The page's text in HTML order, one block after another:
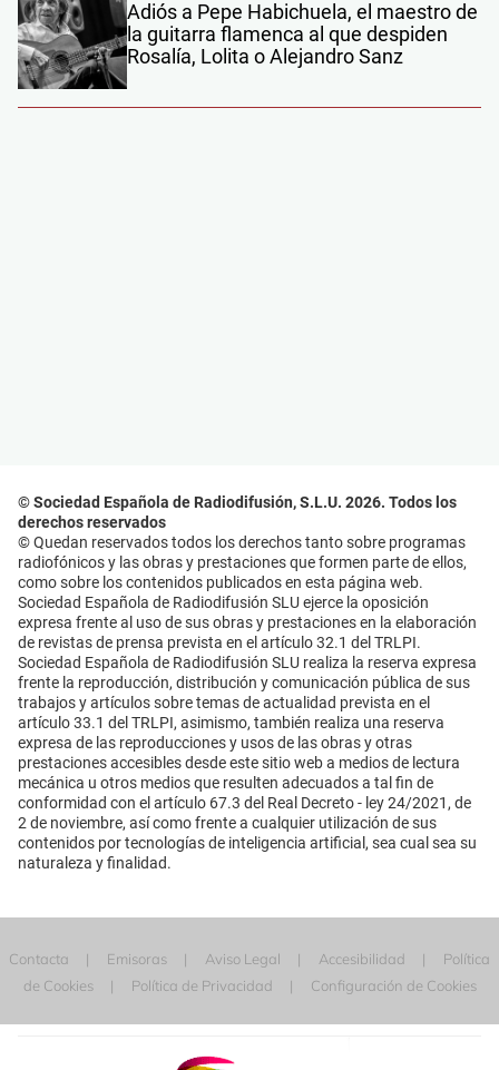
Adiós a Pepe Habichuela, el maestro de
la guitarra flamenca al que despiden
Rosalía, Lolita o Alejandro Sanz
© Sociedad Española de Radiodifusión, S.L.U. 2026. Todos los
derechos reservados
© Quedan reservados todos los derechos tanto sobre programas
radiofónicos y las obras y prestaciones que formen parte de ellos,
como sobre los contenidos publicados en esta página web.
Sociedad Española de Radiodifusión SLU ejerce la oposición
expresa frente al uso de sus obras y prestaciones en la elaboración
de revistas de prensa prevista en el artículo 32.1 del TRLPI.
Sociedad Española de Radiodifusión SLU realiza la reserva expresa
frente la reproducción, distribución y comunicación pública de sus
trabajos y artículos sobre temas de actualidad prevista en el
artículo 33.1 del TRLPI, asimismo, también realiza una reserva
expresa de las reproducciones y usos de las obras y otras
prestaciones accesibles desde este sitio web a medios de lectura
mecánica u otros medios que resulten adecuados a tal fin de
conformidad con el artículo 67.3 del Real Decreto - ley 24/2021, de
2 de noviembre, así como frente a cualquier utilización de sus
contenidos por tecnologías de inteligencia artificial, sea cual sea su
naturaleza y finalidad.
Contacta Emisoras Aviso Legal Accesibilidad
Política
de Cookies
Política de Privacidad Configuración de Cookies